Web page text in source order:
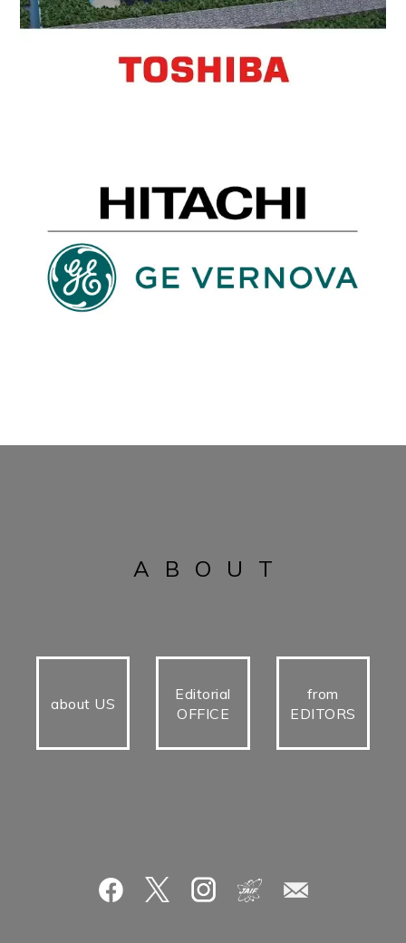
ABOUT
about US
Editorial
OFFICE
from
EDITORS